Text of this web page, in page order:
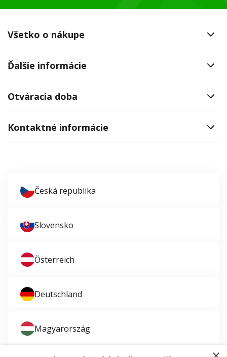
Všetko o nákupe
Ďalšie informácie
Otváracia doba
Kontaktné informácie
Česká republika
Slovensko
Österreich
Deutschland
Magyarország